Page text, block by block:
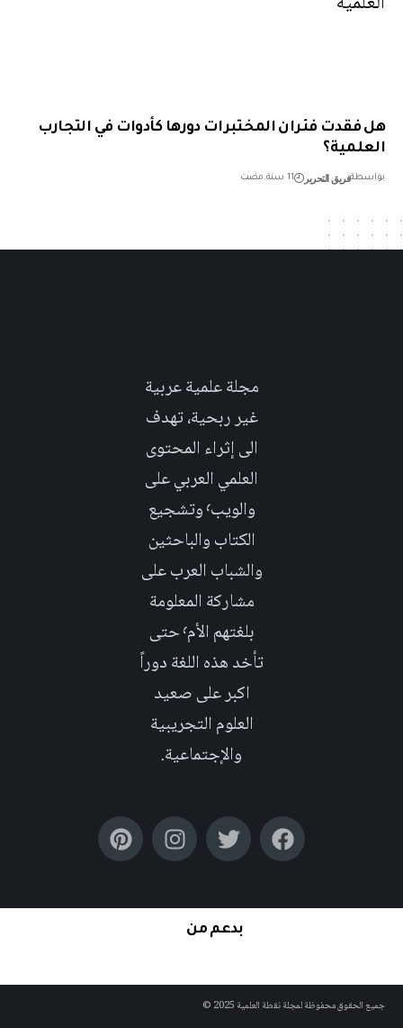
فئران المختبرات دورها كأدوات في التجارب
فريق التحرير 11 سنة مضت
مجلة علمية عربية
غير ربحية، تهدف
الى إثراء المحتوى
العلمي العربي على
والويب٬ وتشجيع
الكتاب والباحثين
والشباب العرب على
مشاركة المعلومة
بلغتهم الأم٬ حتى
تأخد هذه اللغة دوراً
اكبر على صعيد
العلوم التجريبية
والإجتماعية.
بدعم من
محفوظة لمجلة نقطة العلمية 2025 ©